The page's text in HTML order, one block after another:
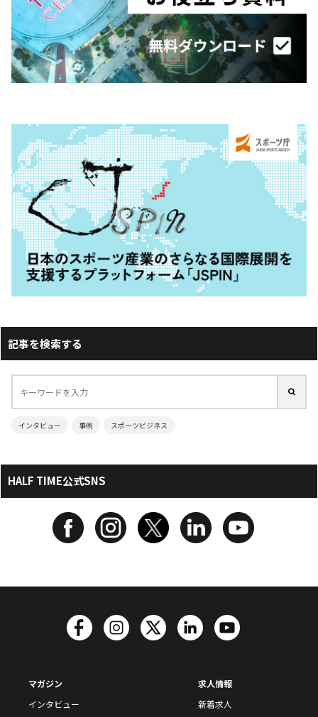
記事を検索する
インタビュー 事例 スポーツビジネス
HALF TIME公式SNS
マガジン
インタビュー
求人情報
新着求人